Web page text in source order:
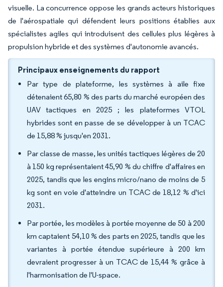
visuelle. La concurrence oppose les grands acteurs historiques
de l'aérospatiale qui défendent leurs positions établies aux
spécialistes agiles qui introduisent des cellules plus légères à
propulsion hybride et des systèmes d'autonomie avancés.
Principaux enseignements du rapport
Par type de plateforme, les systèmes à aile fixe
détenaient 65,80 % des parts du marché européen des
UAV tactiques en 2025 ; les plateformes VTOL
hybrides sont en passe de se développer à un TCAC
de 15,88 % jusqu'en 2031.
Par classe de masse, les unités tactiques légères de 20
à 150 kg représentaient 45,90 % du chiffre d'affaires en
2025, tandis que les engins micro/nano de moins de 5
kg sont en voie d'atteindre un TCAC de 18,12 % d'ici
2031.
Par portée, les modèles à portée moyenne de 50 à 200
km captaient 54,10 % des parts en 2025, tandis que les
variantes à portée étendue supérieure à 200 km
devraient progresser à un TCAC de 15,44 % grâce à
l'harmonisation de l'U-space.